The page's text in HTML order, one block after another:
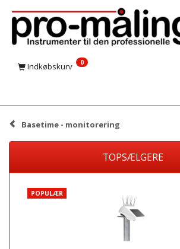
Indkøbskurv 0
Basetime - monitorering
TOPSÆLGERE
POPULÆR